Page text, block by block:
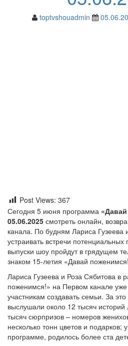
toptvshouadmin
Post Views: 367
Сегодня 5 июня программа
05.06.2025 смотреть онлайн,
канала. По будням Лариса Гузеева
устраивать встречи
выпуски шоу пройдут в грядущем
знаком 15-летия «Давай
Лариса Гузеева и Роза Сябитова в
поженимся!» на Первом канале
участникам создавать семьи. За
выслушали около 12 тысяч
тысяч сюрпризов – номеров
несколько тонн цветов и
программе, родилось более ста